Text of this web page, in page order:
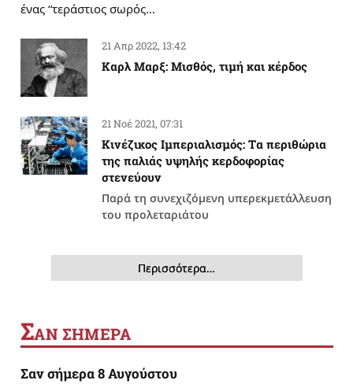
ένας “τεράστιος σωρός…
21 Απρ 2022, 13:42
Καρλ Μαρξ: Μισθός, τιμή και κέρδος
21 Νοέ 2021, 07:31
Κινέζικος Ιμπεριαλισμός: Tα περιθώρια
της παλιάς υψηλής κερδοφορίας
στενεύουν
Παρά τη συνεχιζόμενη υπερεκμετάλλευση
του προλεταριάτου
Περισσότερα…
ΣΑΝ ΣΗΜΕΡΑ
Σαν σήμερα 8 Αυγούστου